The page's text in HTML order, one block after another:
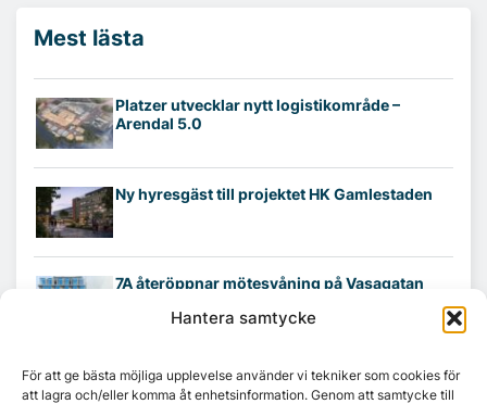
Hantera samtycke
För att ge bästa möjliga upplevelse använder vi tekniker som cookies för
att lagra och/eller komma åt enhetsinformation. Genom att samtycke till
Mest lästa
Platzer utvecklar nytt logistikområde –
Arendal 5.0
Ny hyresgäst till projektet HK Gamlestaden
7A återöppnar mötesvåning på Vasagatan
Tandem Health flyttar till Kungsgatan